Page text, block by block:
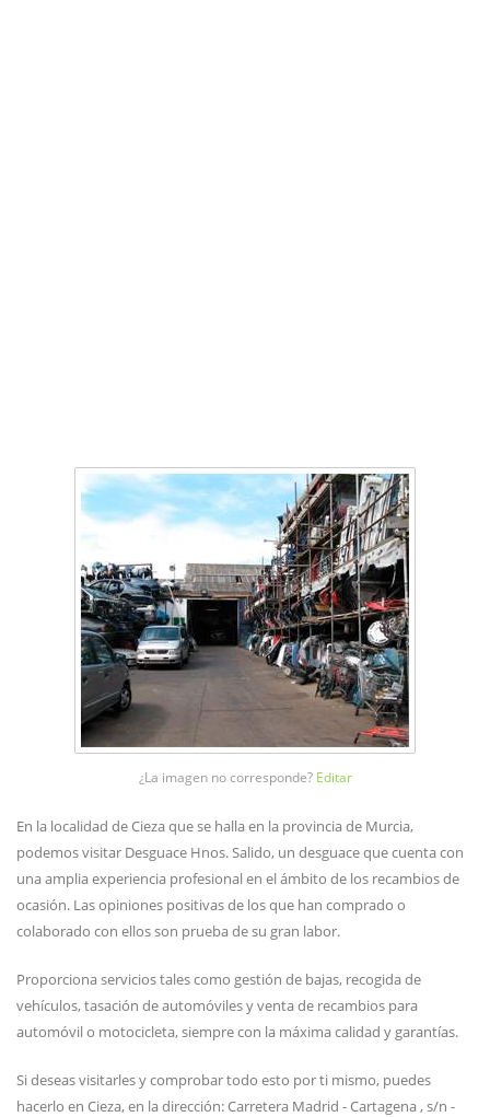
¿La imagen no corresponde? Editar
En la localidad de Cieza que se halla en la provincia de Murcia,
podemos visitar Desguace Hnos. Salido, un desguace que cuenta con
una amplia experiencia profesional en el ámbito de los recambios de
ocasión. Las opiniones positivas de los que han comprado o
colaborado con ellos son prueba de su gran labor.
Proporciona servicios tales como gestión de bajas, recogida de
vehículos, tasación de automóviles y venta de recambios para
automóvil o motocicleta, siempre con la máxima calidad y garantías.
Si deseas visitarles y comprobar todo esto por ti mismo, puedes
hacerlo en Cieza, en la dirección: Carretera Madrid - Cartagena , s/n -